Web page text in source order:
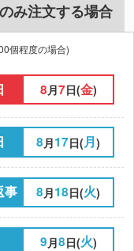
み注文する場合
個程度の場合)
8月7日(金)
8 月17日(月)
事 8 月18日(火)
9 月8日(火)